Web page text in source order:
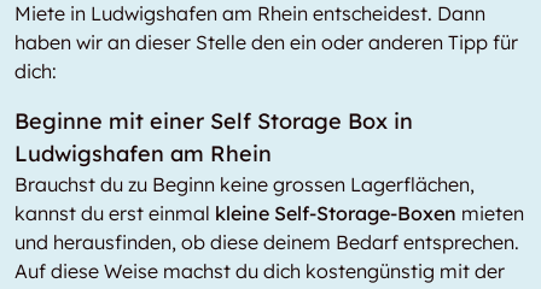
Miete in Ludwigshafen am Rhein entscheidest. Dann
haben wir an dieser Stelle den ein oder anderen Tipp für
dich:
Beginne mit einer Self Storage Box in
Ludwigshafen am Rhein
Brauchst du zu Beginn keine grossen Lagerflächen,
kannst du erst einmal kleine Self-Storage-Boxen mieten
und herausfinden, ob diese deinem Bedarf entsprechen.
Auf diese Weise machst du dich kostengünstig mit der